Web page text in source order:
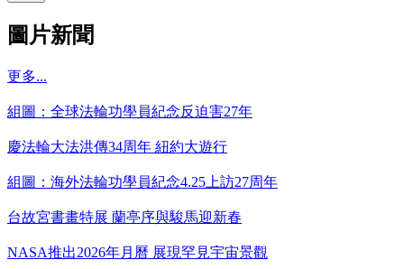
圖片新聞
更多...
組圖：全球法輪功學員紀念反迫害27年
慶法輪大法洪傳34周年 紐約大遊行
組圖：海外法輪功學員紀念4.25上訪27周年
台故宮書畫特展 蘭亭序與駿馬迎新春
NASA推出2026年月曆 展現罕見宇宙景觀